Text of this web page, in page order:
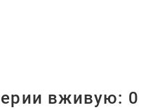
вживую: 0